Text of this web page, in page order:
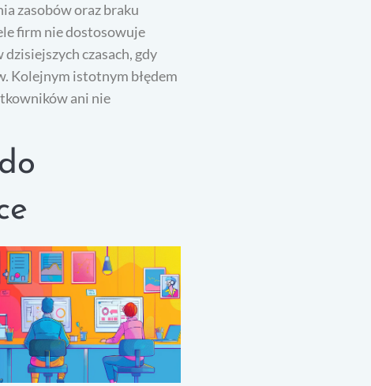
zasobów oraz braku
firm nie dostosowuje
czasach, gdy
Kolejnym istotnym błędem
ani nie